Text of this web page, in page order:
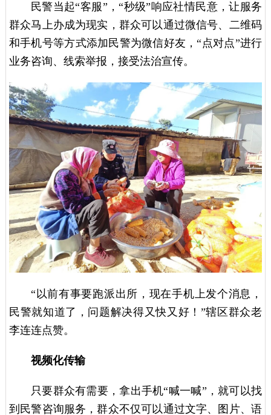
民警当起“客服”，“秒级”响应社情民意，让服务
群众马上办成为现实，群众可以通过微信号、二维码
和手机号等方式添加民警为微信好友，“点对点”进行
业务咨询、线索举报，接受法治宣传。
“以前有事要跑派出所，现在手机上发个消息，
民警就知道了，问题解决得又快又好！”辖区群众老
李连连点赞。
视频化传输
只要群众有需要，拿出手机“喊一喊”，就可以找
到民警咨询服务，群众不仅可以通过文字、图片、语